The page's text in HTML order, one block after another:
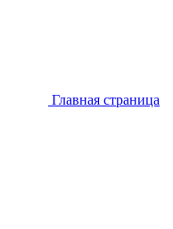
Главная страница